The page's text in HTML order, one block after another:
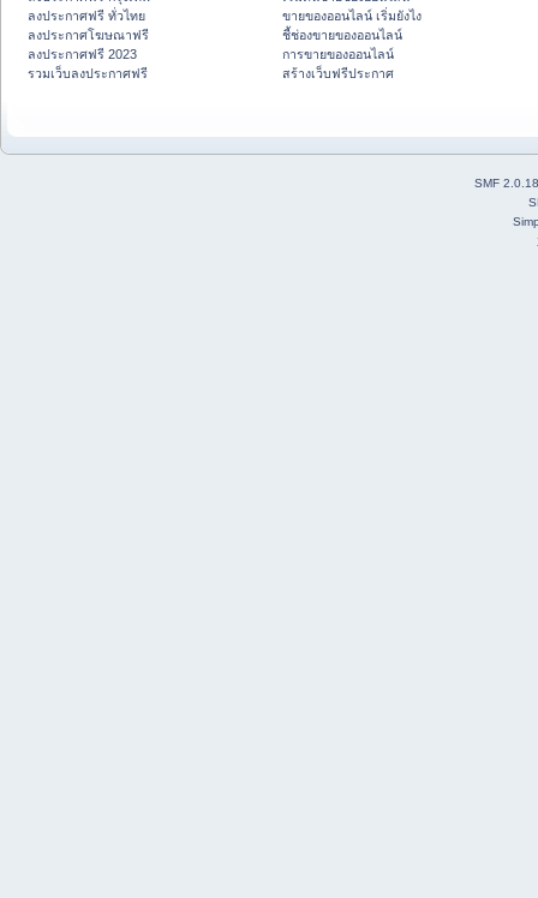
ลงประกาศฟรี ทั่วไทย
ลงประกาศโฆษณาฟรี
ลงประกาศฟรี 2023
รวมเว็บลงประกาศฟรี
ขายของออนไลน์ เริ่มยังไง
ชี้ช่องขายของออนไลน์
การขายของออนไลน์
สร้างเว็บฟรีประกาศ
SMF 2.0.18